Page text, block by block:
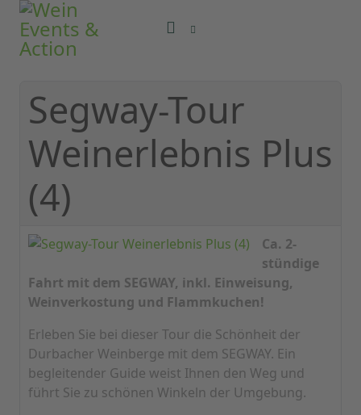
Segway-Tour
Weinerlebnis Plus
(4)
Ca. 2-
stündige
Fahrt mit dem SEGWAY, inkl. Einweisung,
Weinverkostung und Flammkuchen!
Erleben Sie bei dieser Tour die Schönheit der
Durbacher Weinberge mit dem SEGWAY. Ein
begleitender Guide weist Ihnen den Weg und
führt Sie zu schönen Winkeln der Umgebung.